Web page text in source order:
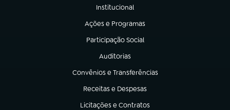
Institucional
(abre em nova aba)
Ações e Programas
(abre em nova aba)
Participação Social
(abre em nova aba)
Auditorias
(abre em nova aba)
Convênios e Transferências
(abre em nova aba)
Receitas e Despesas
(abre em nova aba)
Licitações e Contratos